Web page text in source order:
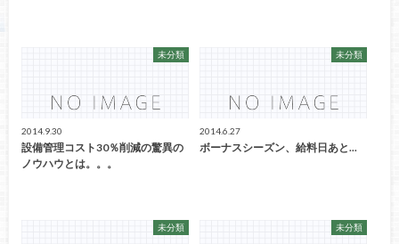
未分類
2014.9.30
設備管理コスト30％削減の驚異の
ノウハウとは。。。
未分類
2014.6.27
ボーナスシーズン、給料日あと...
未分類 未分類